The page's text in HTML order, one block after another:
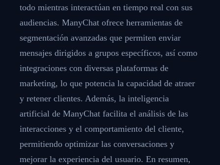
todo mientras interactúan en tiempo real con sus
audiencias. ManyChat ofrece herramientas de
segmentación avanzadas que permiten enviar
mensajes dirigidos a grupos específicos, así como
integraciones con diversas plataformas de
marketing, lo que potencia la capacidad de atraer
y retener clientes. Además, la inteligencia
artificial de ManyChat facilita el análisis de las
interacciones y el comportamiento del cliente,
permitiendo optimizar las conversaciones y
mejorar la experiencia del usuario. En resumen,